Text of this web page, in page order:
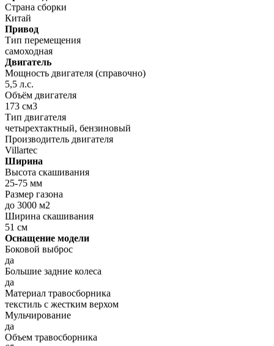
Страна сборки
Китай
Привод
Тип перемещения
самоходная
Двигатель
Мощность двигателя (справочно)
5,5 л.с.
Объём двигателя
173 см3
Тип двигателя
четырехтактный, бензиновый
Производитель двигателя
Villartec
Ширина
Высота скашивания
25-75 мм
Размер газона
до 3000 м2
Ширина скашивания
51 см
Оснащение модели
Боковой выброс
да
Большие задние колеса
да
Материал травосборника
текстиль с жестким верхом
Мульчирование
да
Объем травосборника